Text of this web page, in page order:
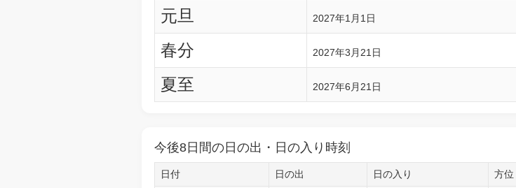
元旦
2027年1月1日
春分
2027年3月21日
夏至
2027年6月21日
今後8日間の日の出・日の入り時刻
日付 日の出 日の入り 方位